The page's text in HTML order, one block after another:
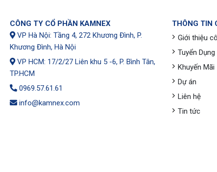
CÔNG TY CỔ PHẦN KAMNEX
VP Hà Nội: Tầng 4, 272 Khương Đình, P.
Khương Đình, Hà Nội
VP HCM: 17/2/27 Liên khu 5 -6, P. Bình Tân,
TP.HCM
0969.57.61.61
info@kamnex.com
THÔNG TIN
Giới thiệu
Tuyển Dụng
Khuyến Mãi
Dự án
Liên hệ
Tin tức